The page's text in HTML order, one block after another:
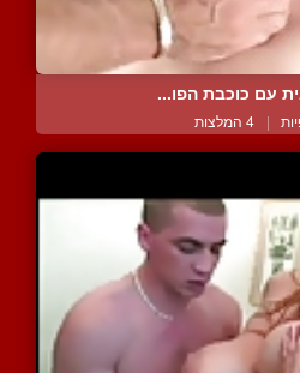
עם כוכבת הפו...
| 4 המלצות